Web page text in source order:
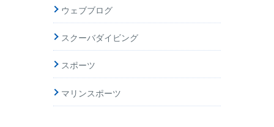
ウェブブログ
スクーバダイビング
スポーツ
マリンスポーツ